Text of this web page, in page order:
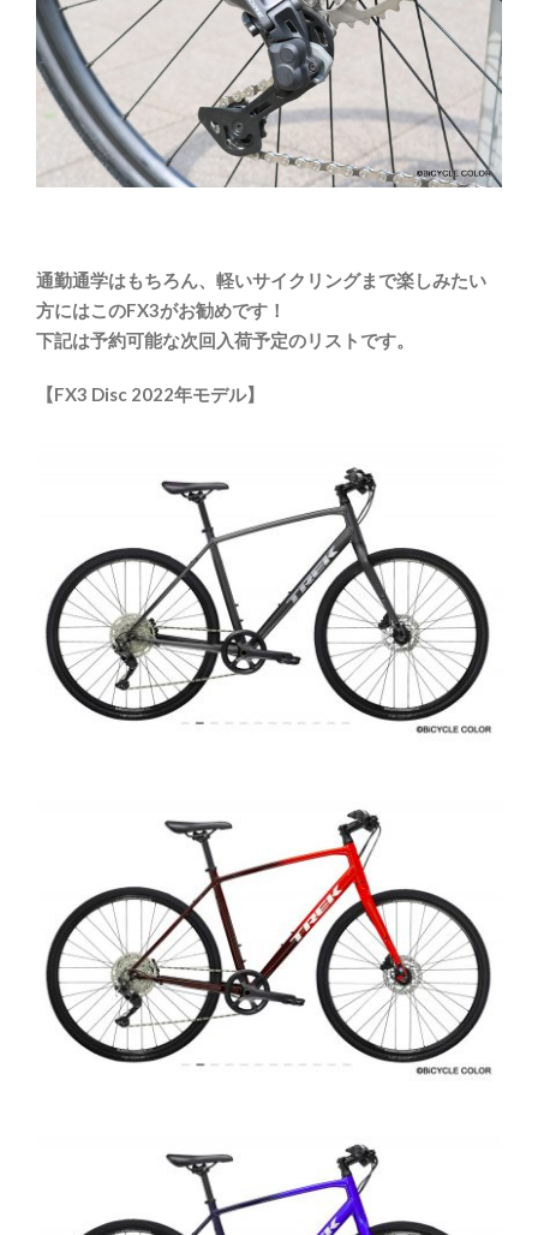
通勤通学はもちろん、軽いサイクリングまで楽しみたい
方にはこのFX3がお勧めです！
下記は予約可能な次回入荷予定のリストです。
【FX3 Disc 2022年モデル】